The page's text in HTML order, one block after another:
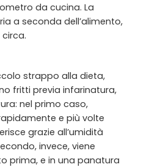
da cucina. La
a seconda dell’alimento,
circa.
strappo alla dieta,
fritti previa infarinatura,
nel primo caso,
e più volte
grazie all’umidità
invece, viene
prima, e in una panatura